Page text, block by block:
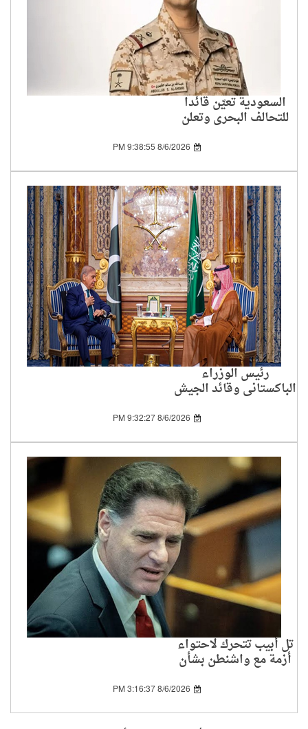
السعودية تعيّن قائدا
للتحالف البحري وتعلن
8/6/2026 9:38:55 PM
رئيس الوزراء
الباكستاني وقائد الجيش
التعاون بين الدولتين8/6/2026 9:32:27 PM
تل أبيب تتحرك لاحتواء
أزمة مع واشنطن بشأن
اتفاق غزة
8/6/2026 3:16:37 PM